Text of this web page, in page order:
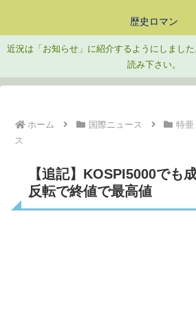
歴史ロマン
近況は「お知らせ」に紹介するようにしまし
読み下さい。
ホーム 国際ニュース 特亜
ス
【追記】KOSPI5000で
反転で終値で最高値